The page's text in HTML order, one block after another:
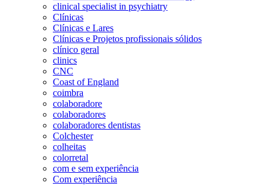
clinical specialist in psychiatry
Clínicas
Clínicas e Lares
Clínicas e Projetos profissionais sólidos
clínico geral
clinics
CNC
Coast of England
coimbra
colaboradore
colaboradores
colaboradores dentistas
Colchester
colheitas
colorretal
com e sem experiência
Com experiência